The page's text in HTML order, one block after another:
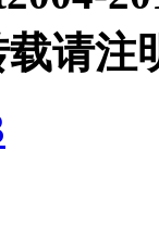
请注